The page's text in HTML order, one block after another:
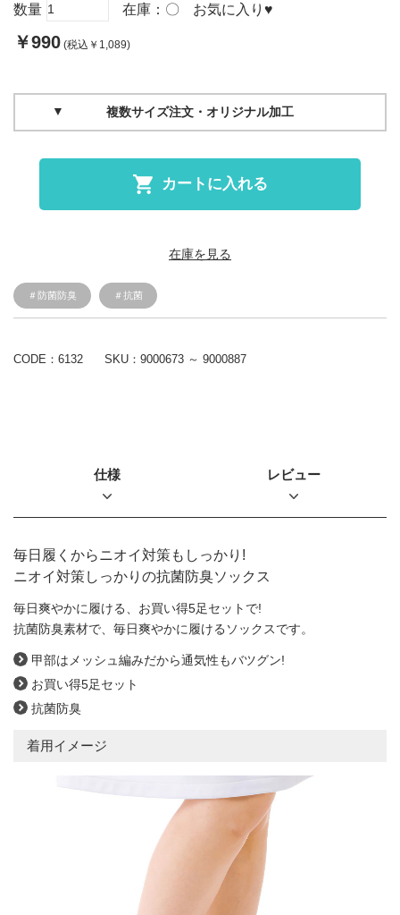
数量 在庫： 〇 お気に入り ♥
￥990 (税込￥1,089)
複数サイズ注文・オリジナル加工
カートに入れる
在庫を見る
＃防菌防臭 ＃抗菌
CODE：6132 SKU： 9000673 ～ 9000887
仕様 レビュー
毎日履くからニオイ対策もしっかり!
ニオイ対策しっかりの抗菌防臭ソックス
毎日爽やかに履ける、お買い得5足セットで!
抗菌防臭素材で、毎日爽やかに履けるソックスです。
甲部はメッシュ編みだから通気性もバツグン!
お買い得5足セット
抗菌防臭
着用イメージ